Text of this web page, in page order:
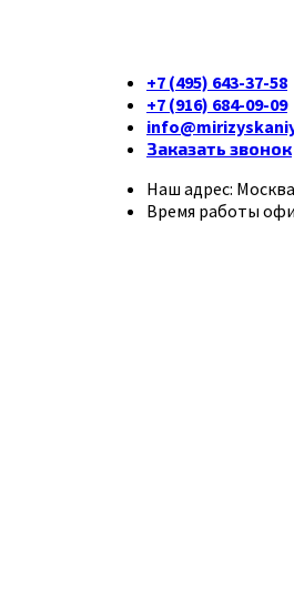
+7 (495) 643-37-58
+7 (916) 684-09-09
Заказать звонок
Наш адрес:
Время работы